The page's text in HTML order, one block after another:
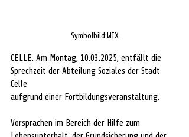
Symbolbild:WIX
CELLE. Am Montag, 10.03.2025, entfällt die
Sprechzeit der Abteilung Soziales der Stadt
Celle
aufgrund einer Fortbildungsveranstaltung.
Vorsprachen im Bereich der Hilfe zum